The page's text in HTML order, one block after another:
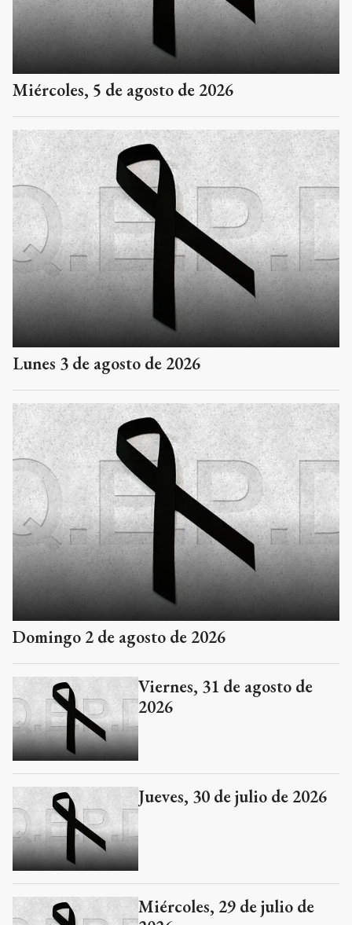
Miércoles, 5 de agosto de 2026
Lunes 3 de agosto de 2026
Domingo 2 de agosto de 2026
Viernes, 31 de agosto de
2026
Jueves, 30 de julio de 2026
Miércoles, 29 de julio de